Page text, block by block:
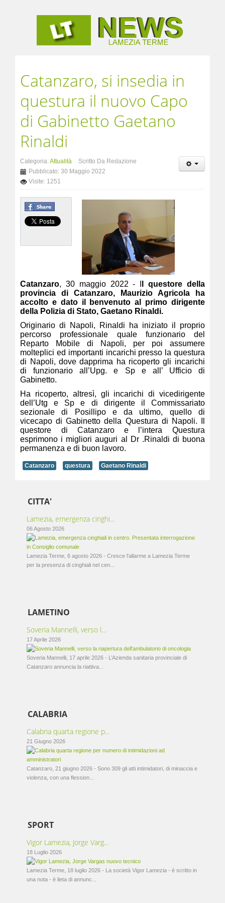
Catanzaro, si insedia in
questura il nuovo Capo
di Gabinetto Gaetano
Rinaldi
Categoria:Attualità
Scritto Da Redazione
Pubblicato: 30 Maggio 2022
Visite: 1251
Catanzaro, 30 maggio 2022 - I
l questore della
provincia di Catanzaro, Maurizio Agricola ha
accolto e dato il benvenuto al primo dirigente
della Polizia di Stato, Gaetano Rinaldi.
Originario di Napoli, Rinaldi ha iniziato il proprio
percorso professionale quale funzionario del
Reparto Mobile di Napoli, per poi assumere
molteplici ed importanti incarichi presso la questura
di Napoli, dove dapprima ha ricoperto gli incarichi
di funzionario all’Upg. e Sp e all’ Ufficio di
Gabinetto.
Ha ricoperto, altresì, gli incarichi di vicedirigente
dell’Utg e Sp e di dirigente il Commissariato
sezionale di Posillipo e da ultimo, quello di
vicecapo di Gabinetto della Questura di Napoli. Il
questore di Catanzaro e l’intera Questura
esprimono i migliori auguri al Dr .Rinaldi di buona
permanenza e di buon lavoro.
Catanzaro questura Gaetano Rinaldi
CITTA'
Lamezia, emergenza cinghi...
06 Agosto 2026
Lamezia Terme, 6 agosto 2026 - Cresce l'allarme a Lamezia Terme
per la presenza di cinghiali nel cen...
LAMETINO
Soveria Mannelli, verso l...
17 Aprile 2026
Soveria Mannelli, 17 aprile 2026 - L’Azienda sanitaria provinciale di
Catanzaro annuncia la riattiva...
CALABRIA
Calabria quarta regione p...
21 Giugno 2026
Catanzaro, 21 giugno 2026 - Sono 309 gli atti intimidatori, di minaccia e
violenza, con una flession...
SPORT
Vigor Lamezia, Jorge Varg...
18 Luglio 2026
Lamezia Terme, 18 luglio 2026 - La società Vigor Lamezia - è scritto in
una nota - è lieta di annunc...